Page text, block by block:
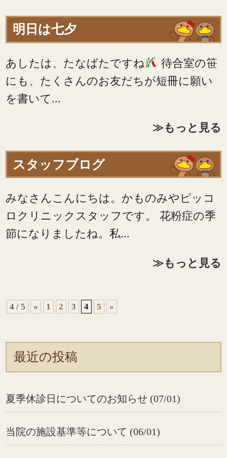
明日は七夕
あしたは、たなばたですね
待合室の笹
にも、たくさんのお友だちが短冊に願い
を書いて...
≫もっと見る
スタッフブログ
みなさんこんにちは。かものみやピッコ
ロクリニックスタッフです。 花粉症の季
節になりましたね。私...
≫もっと見る
4 / 5 « 1 2 3 4 5 »
最近の投稿
夏季休診日についてのお知らせ (07/01)
当院の施設基準等について (06/01)